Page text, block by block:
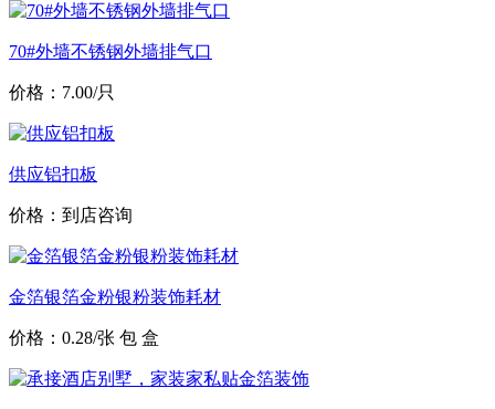
70#外墙不锈钢外墙排气口
价格：7.00/只
供应铝扣板
价格：到店咨询
金箔银箔金粉银粉装饰耗材
价格：0.28/张 包 盒